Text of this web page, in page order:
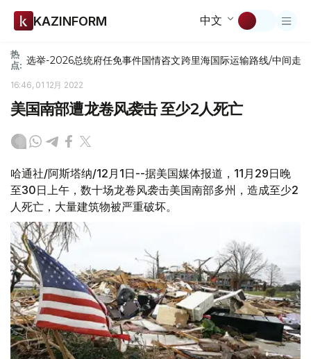
KAZINFORM 中文
热
点: 选举-2026总统府任免事件国情咨文跨里海国际运输路线/中间走廊
16:46, 01 12月 2022
美国南部遭龙卷风袭击 至少2人死亡
哈通社/阿斯塔纳/12月1日--据美国媒体报道，11月29日晚
至30日上午，数十场龙卷风袭击美国南部多州，造成至少2
人死亡，大量建筑物被严重破坏。